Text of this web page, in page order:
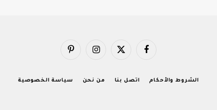
فيسبوك X
الانستغرامبينتيريست
الشروط والأحكام اتصل بنا من نحن سياسة الخصوصية